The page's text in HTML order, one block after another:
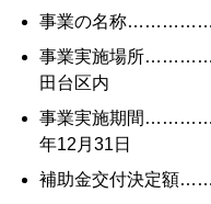
事業の名称
事業実施場所
田台区内
事業実施期間
年12月31日
補助金交付決定額